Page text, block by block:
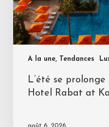
A la une, Tendances
L’été se prolonge
Hotel Rabat at